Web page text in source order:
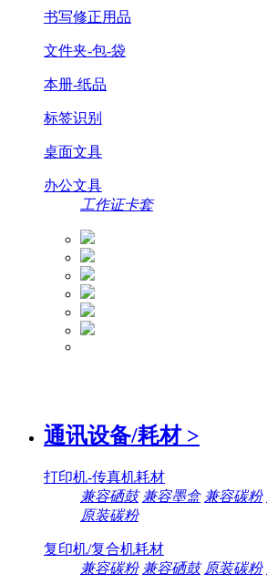
书写修正用品
文件夹-包-袋
本册-纸品
标签识别
桌面文具
办公文具
工作证卡套
通讯设备/耗材 >
打印机-传真机耗材
兼容硒鼓 兼容墨盒 兼容碳粉
原装碳粉
复印机/复合机耗材
兼容碳粉 兼容硒鼓 原装碳粉